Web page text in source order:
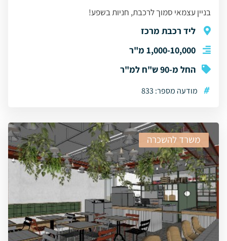
בניין עצמאי סמוך לרכבת, חניות בשפע!
ליד רכבת מרכז
1,000-10,000 מ"ר
החל מ-90 ש"ח למ"ר
# מודעה מספר: 833
משרד להשכרה